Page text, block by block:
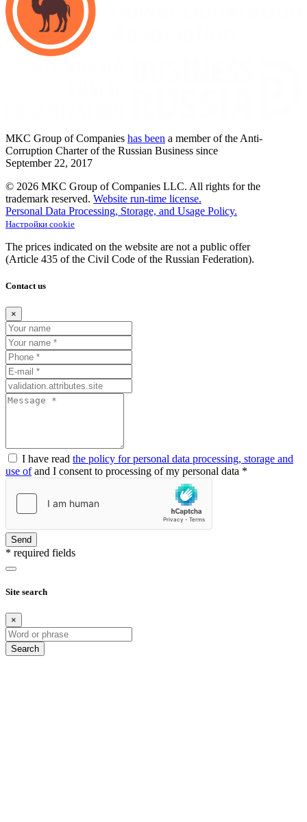
MKC Group of Companies has been a member of the Anti-
Corruption Charter of the Russian Business since
September 22, 2017
© 2026 MKC Group of Companies LLC. All rights for the
trademark reserved. Website run-time license.
Personal Data Processing, Storage, and Usage Policy.
Настройки cookie
The prices indicated on the website are not a public offer
(Article 435 of the Civil Code of the Russian Federation).
Contact us
×
I have read the policy for personal data processing, storage and
use ofand I consent to processing of my personal data *
Send
* required fields
Site search
×
Search